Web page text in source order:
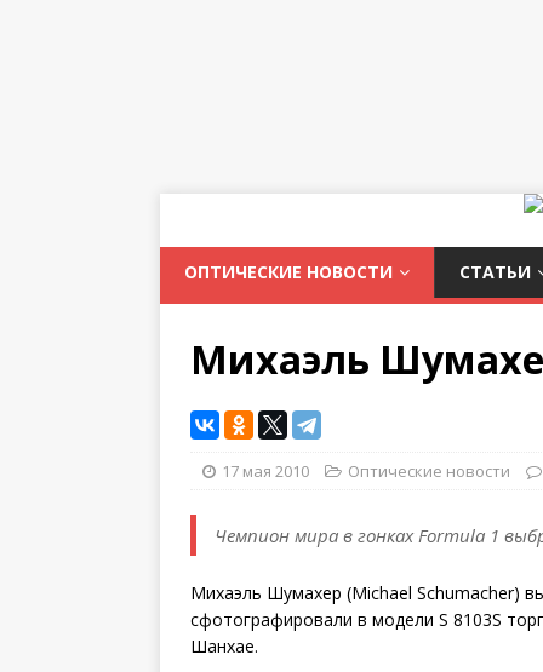
ОПТИЧЕСКИЕ НОВОСТИ СТАТЬИ
Михаэль
17 мая 2010 Оптические новости
Чемпион мира в гонках Formula 1
Михаэль Шумахер (Michael Schumacher)
сфотографировали в модели S 8103S
Шанхае.